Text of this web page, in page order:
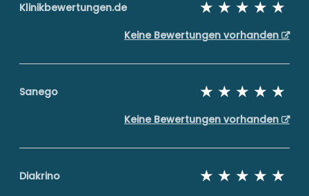
Klinikbewertungen.de
Keine Bewertungen vorhanden
Sanego
Keine Bewertungen vorhanden
Diakrino